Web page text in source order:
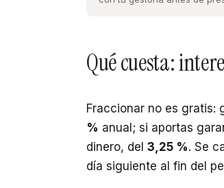
Qué cuesta:
Fraccionar no es gratis:
% anual; si aportas
dinero, del 3,25 %. Se
día siguiente al fin del